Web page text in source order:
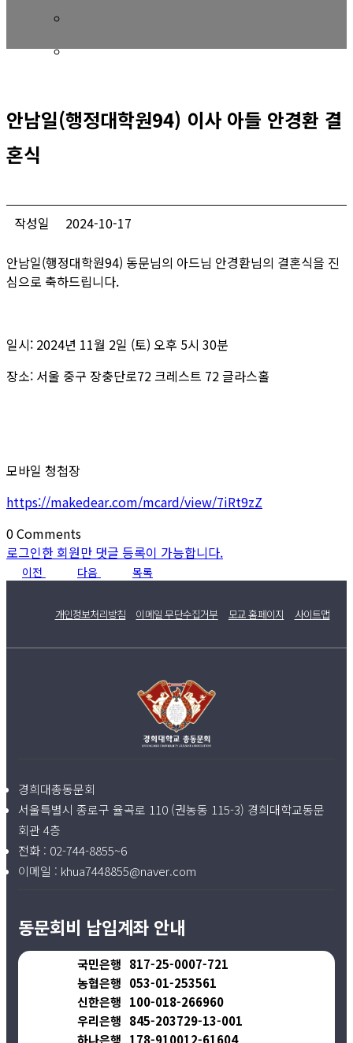
동문ID카드 발급
안남일(행정대학원94) 이사 아들 안경환 결
혼식
작성일 2024-10-17
안남일(행정대학원94) 동문님의 아드님 안경환님의 결혼식을 진
심으로 축하드립니다.
일시: 2024년 11월 2일 (토) 오후 5시 30분
장소: 서울 중구 장충단로72 크레스트 72 글라스홀
모바일 청첩장
https://makedear.com/mcard/view/7iRt9zZ
0Comments
로그인한 회원만 댓글 등록이 가능합니다.
이전 다음 목록
개인정보처리방침 이메일 무단수집거부 모교 홈페이지 사이트맵
경희대총동문회
서울특별시 종로구 율곡로 110 (권농동 115-3) 경희대학교동문
회관 4층
전화 : 02-744-8855~6
이메일 : khua7448855@naver.com
동문회비 납입계좌 안내
국민은행 817-25-0007-721
농협은행 053-01-253561
신한은행 100-018-266960
우리은행 845-203729-13-001